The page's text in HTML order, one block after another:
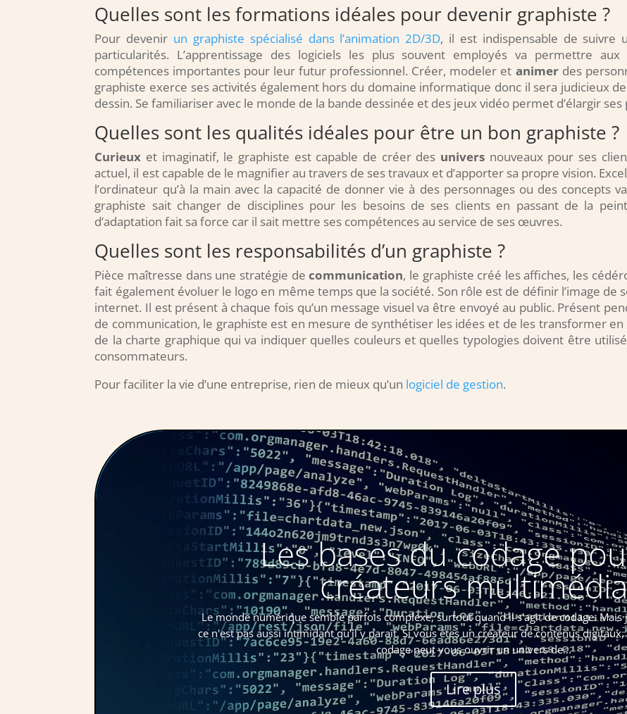
Quelles sont les formations idéales pour devenir graphiste ?
Pour devenir un graphiste spécialisé dans l’animation 2D/3D, il est indispensable de suivre
particularités. L’apprentissage des logiciels les plus souvent employés va permettre
compétences importantes pour leur futur professionnel. Créer, modeler et animerdes
graphiste exerce ses activités également hors du domaine informatique donc il sera judicieux
dessin. Se familiariser avec le monde de la bande dessinée et des jeux vidéo permet d’élargir ses
Quelles sont les qualités idéales pour être un bon graphiste ?
Curieux et imaginatif, le graphiste est capable de créer des univers nouveaux pour ses
actuel, il est capable de le magnifier au travers de ses travaux et d’apporter sa propre vision.
l’ordinateur qu’à la main avec la capacité de donner vie à des personnages ou des concepts
graphiste sait changer de disciplines pour les besoins de ses clients en passant de la
d’adaptation fait sa force car il sait mettre ses compétences au service de ses œuvres.
Quelles sont les responsabilités d’un graphiste ?
Pièce maîtresse dans une stratégie decommunication, le graphiste créé les affiches, les
fait également évoluer le logo en même temps que la société. Son rôle est de définir l’image de
internet. Il est présent à chaque fois qu’un message visuel va être envoyé au public. Présent
de communication, le graphiste est en mesure de synthétiser les idées et de les transformer en
de la charte graphique qui va indiquer quelles couleurs et quelles typologies doivent être
consommateurs.
Pour faciliter la vie d’une entreprise, rien de mieux qu’un logiciel de gestion.
Les bases du codage
créateurs multimédia
Le monde numérique semble parfois complexe, surtout quand il s'agit de codage. Mais
ce n'est pas aussi intimidant qu'il y paraît. Si vous êtes un créateur de contenus
codage peut vous ouvrir un univers de...
Lire plus